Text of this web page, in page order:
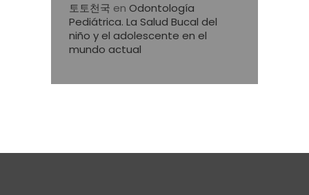
토토천국 en Odontología
Pediátrica. La Salud Bucal del
niño y el adolescente en el
mundo actual